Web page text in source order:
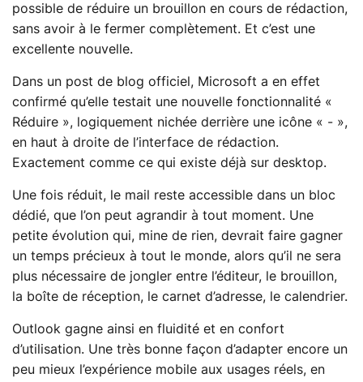
possible de réduire un brouillon en cours de rédaction,
sans avoir à le fermer complètement. Et c’est une
excellente nouvelle.
Dans un post de blog officiel, Microsoft a en effet
confirmé qu’elle testait une nouvelle fonctionnalité «
Réduire », logiquement nichée derrière une icône « - »,
en haut à droite de l’interface de rédaction.
Exactement comme ce qui existe déjà sur desktop.
Une fois réduit, le mail reste accessible dans un bloc
dédié, que l’on peut agrandir à tout moment. Une
petite évolution qui, mine de rien, devrait faire gagner
un temps précieux à tout le monde, alors qu’il ne sera
plus nécessaire de jongler entre l’éditeur, le brouillon,
la boîte de réception, le carnet d’adresse, le calendrier.
Outlook gagne ainsi en fluidité et en confort
d’utilisation. Une très bonne façon d’adapter encore un
peu mieux l’expérience mobile aux usages réels, en